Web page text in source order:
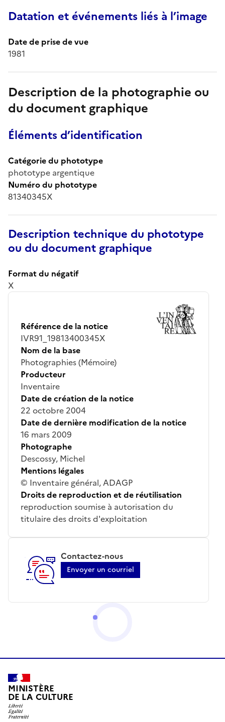
Datation et événements liés à l’image
Date de prise de vue
1981
Description de la photographie ou
du document graphique
Éléments d’identification
Catégorie du phototype
phototype argentique
Numéro du phototype
81340345X
Description technique du phototype
ou du document graphique
Format du négatif
X
Référence de la notice
IVR91_19813400345X
Nom de la base
Photographies (Mémoire)
Producteur
Inventaire
Date de création de la notice
22 octobre 2004
Date de dernière modification de la notice
16 mars 2009
Photographe
Descossy, Michel
Mentions légales
© Inventaire général, ADAGP
Droits de reproduction et de réutilisation
reproduction soumise à autorisation du
titulaire des droits d'exploitation
Contactez-nous
Envoyer un courriel
MINISTÈRE
DE LA CULTURE